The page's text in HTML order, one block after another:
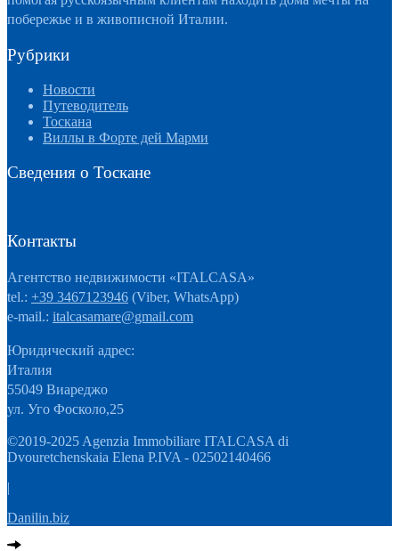
побережье и в живописной Италии.
Рубрики
Новости
Путеводитель
Тоскана
Виллы в Форте дей Марми
Сведения о Тоскане
Контакты
Агентство недвижимости «ITALCASA»
tel.: +39 3467123946 (Viber, WhatsApp)
e-mail.: italcasamare@gmail.com
Юридический адрес:
Италия
55049 Виареджо
ул. Уго Фосколо,25
©2019-2025 Agenzia Immobiliare ITALCASA di
Dvouretchenskaia Elena P.IVA - 02502140466
|
Danilin.biz